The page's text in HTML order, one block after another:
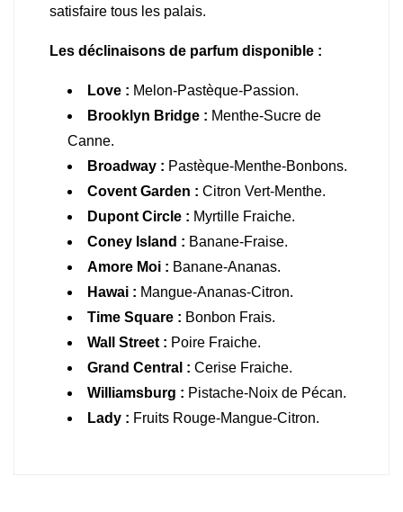
satisfaire tous les palais.
Les déclinaisons de parfum disponible :
Love : Melon-Pastèque-Passion.
Brooklyn Bridge : Menthe-Sucre de
Canne.
Broadway : Pastèque-Menthe-Bonbons.
Covent Garden : Citron Vert-Menthe.
Dupont Circle : Myrtille Fraiche.
Coney Island : Banane-Fraise.
Amore Moi : Banane-Ananas.
Hawai : Mangue-Ananas-Citron.
Time Square : Bonbon Frais.
Wall Street : Poire Fraiche.
Grand Central : Cerise Fraiche.
Williamsburg : Pistache-Noix de Pécan.
Lady : Fruits Rouge-Mangue-Citron.